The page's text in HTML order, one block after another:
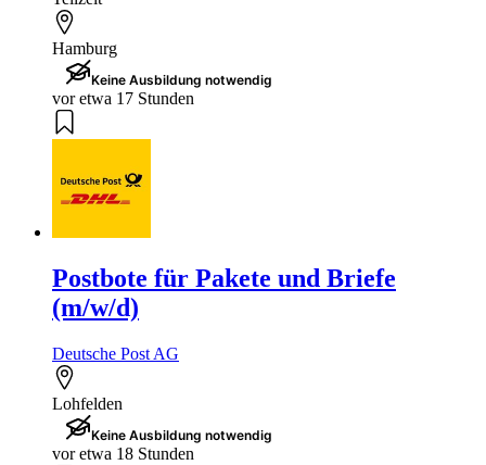
Hamburg
Keine Ausbildung notwendig
vor etwa 17 Stunden
Postbote für Pakete und Briefe
(m/w/d)
Deutsche Post AG
Lohfelden
Keine Ausbildung notwendig
vor etwa 18 Stunden